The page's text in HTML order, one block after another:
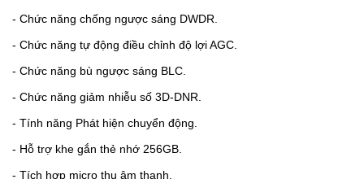
- Chức năng chống ngược sáng DWDR.
- Chức năng tự động điều chỉnh độ lợi AGC.
- Chức năng bù ngược sáng BLC.
- Chức năng giảm nhiễu số 3D-DNR.
- Tính năng Phát hiện chuyển động.
- Hỗ trợ khe gắn thẻ nhớ 256GB.
- Tích hợp micro thu âm thanh.